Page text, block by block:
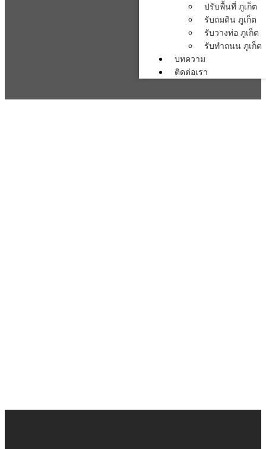
ปรับพื้นที่ ภูเก็ต
รับถมดิน ภูเก็ต
รับวางท่อ ภูเก็ต
รับทำถนน ภูเก็ต
บทความ
ติดต่อเรา